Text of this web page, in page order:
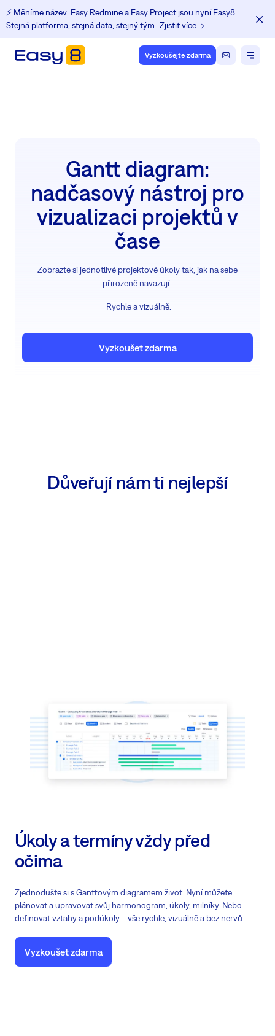
⚡️ Měníme název: Easy Redmine a Easy Project jsou nyní Easy8.
Stejná platforma, stejná data, stejný tým. Zjistit více →
Vyzkoušejte zdarma
Gantt diagram:
nadčasový nástroj pro
vizualizaci projektů v
čase
Zobrazte si jednotlivé projektové úkoly tak, jak na sebe
přirozeně navazují.
Rychle a vizuálně.
Vyzkoušet zdarma
Důveřují nám ti nejlepší
Úkoly a termíny vždy před
očima
Zjednodušte si s Ganttovým diagramem život. Nyní můžete
plánovat a upravovat svůj harmonogram, úkoly, milníky. Nebo
definovat vztahy a podúkoly – vše rychle, vizuálně a bez nervů.
Vyzkoušet zdarma